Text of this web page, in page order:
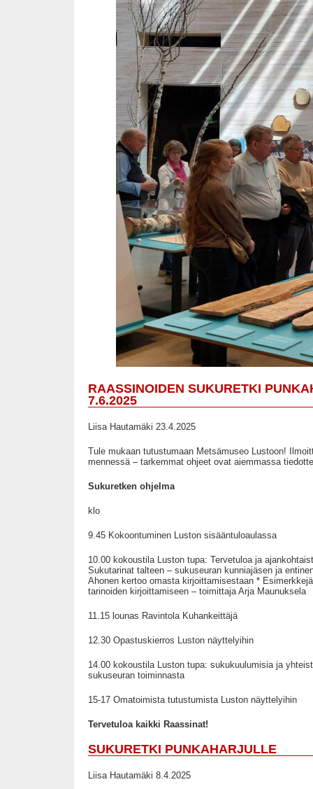
RAASSINOIDEN SUKURETKI
7.6.2025
Liisa Hautamäki 23.4.2025
Tule mukaan tutustumaan Metsämuseo Lustoon!
mennessä – tarkemmat ohjeet ovat aiemmassa
Sukuretken ohjelma
klo
9.45 Kokoontuminen Luston sisääntuloaulassa
10.00 kokoustila Luston tupa: Tervetuloa ja
Sukutarinat talteen – sukuseuran kunniajäsen ja
Ahonen kertoo omasta kirjoittamisestaan *
tarinoiden kirjoittamiseen – toimittaja Arja Maunuksela
11.15 lounas Ravintola Kuhankeittäjä
12.30 Opastuskierros Luston näyttelyihin
14.00 kokoustila Luston tupa: sukukuulumisia ja
sukuseuran toiminnasta
15-17 Omatoimista tutustumista Luston näyttelyihin
Tervetuloa kaikki Raassinat!
SUKURETKI PUNKAHARJULLE
Liisa Hautamäki 8.4.2025